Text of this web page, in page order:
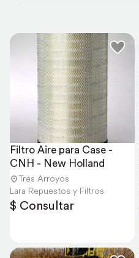
Filtro Aire para Case -
CNH - New Holland
Tres Arroyos
Lara Repuestos y Filtros
$ Consultar